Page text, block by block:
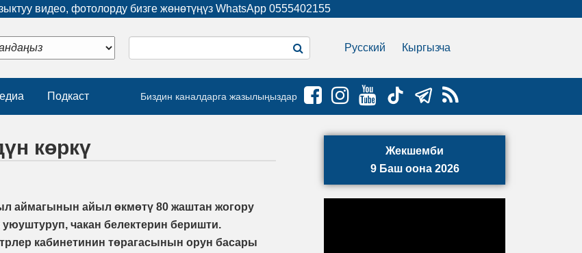
видео, фотолорду бизге жөнөтүңүз WhatsApp 0555402155
Русский Кыргызча
Подкаст Биздин каналдарга жазылыңыздар
көркү
аймагынын айыл өкмөтү 80 жаштан жогору
чакан белектерин беришти.
кабинетинин төрагасынын орун басары
Жекшемби
9 Баш оона 2026